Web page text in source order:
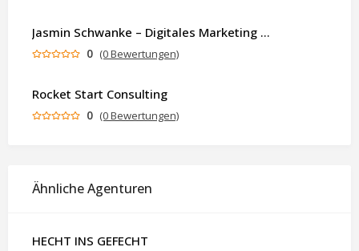
Jasmin Schwanke – Digitales Marketing & KI-gestützte Contenterstellung
0 (0 Bewertungen)
Rocket Start Consulting
0 (0 Bewertungen)
Ähnliche Agenturen
HECHT INS GEFECHT